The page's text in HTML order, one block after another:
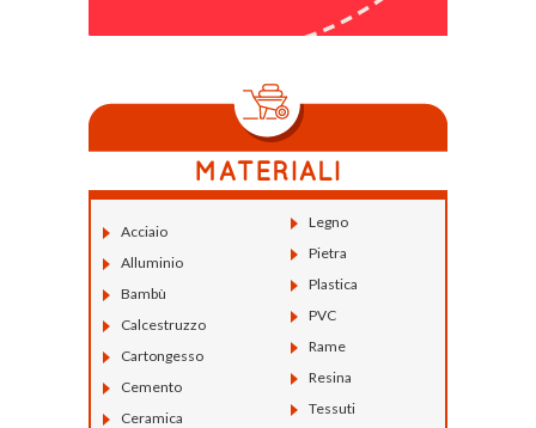
Acciaio
Alluminio
Bambù
Calcestruzzo
Cartongesso
Cemento
Ceramica
Legno
Pietra
Plastica
PVC
Rame
Resina
Tessuti